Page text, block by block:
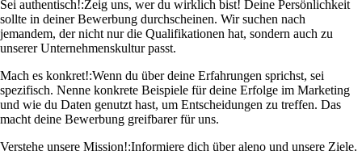
Sei authentisch!:Zeig uns, wer du wirklich bist! Deine Persönlichkeit
sollte in deiner Bewerbung durchscheinen. Wir suchen nach
jemandem, der nicht nur die Qualifikationen hat, sondern auch zu
unserer Unternehmenskultur passt.
Mach es konkret!:Wenn du über deine Erfahrungen sprichst, sei
spezifisch. Nenne konkrete Beispiele für deine Erfolge im Marketing
und wie du Daten genutzt hast, um Entscheidungen zu treffen. Das
macht deine Bewerbung greifbarer für uns.
Verstehe unsere Mission!:Informiere dich über aleno und unsere Ziele.